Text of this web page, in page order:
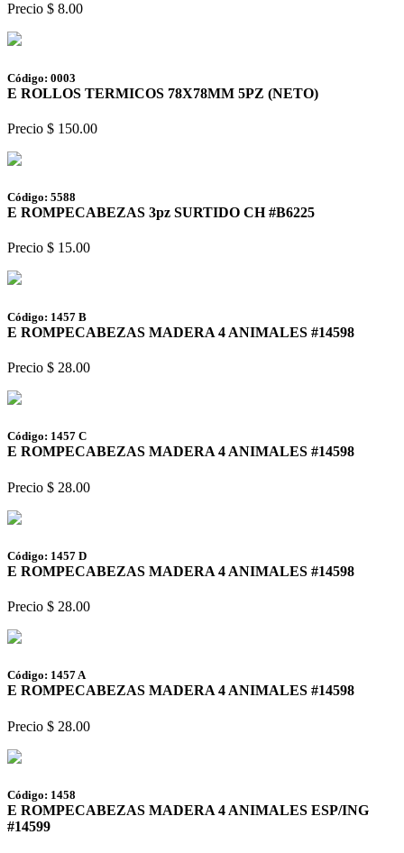
Precio $ 8.00
Código: 0003
E ROLLOS TERMICOS 78X78MM 5PZ (NETO)
Precio $ 150.00
Código: 5588
E ROMPECABEZAS 3pz SURTIDO CH #B6225
Precio $ 15.00
Código: 1457 B
E ROMPECABEZAS MADERA 4 ANIMALES #14598
Precio $ 28.00
Código: 1457 C
E ROMPECABEZAS MADERA 4 ANIMALES #14598
Precio $ 28.00
Código: 1457 D
E ROMPECABEZAS MADERA 4 ANIMALES #14598
Precio $ 28.00
Código: 1457 A
E ROMPECABEZAS MADERA 4 ANIMALES #14598
Precio $ 28.00
Código: 1458
E ROMPECABEZAS MADERA 4 ANIMALES ESP/ING
#14599